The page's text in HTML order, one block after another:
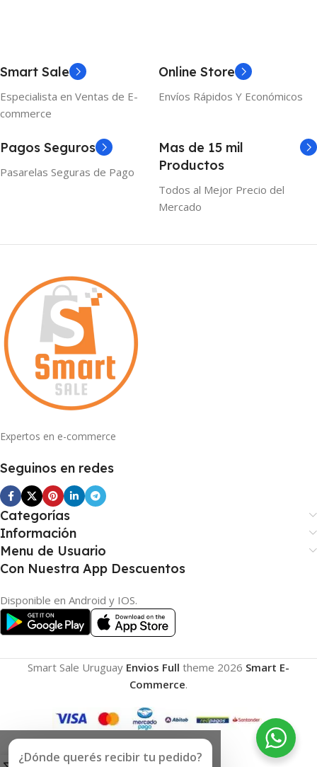
Smart Sale
Especialista en Ventas de E-
commerce
Online Store
Envíos Rápidos Y Económicos
Pagos Seguros
Pasarelas Seguras de Pago
Mas de 15 mil
Productos
Todos al Mejor Precio del
Mercado
Expertos en e-commerce
Seguinos en redes
Categorías
Información
Menu de Usuario
Con Nuestra App Descuentos
Disponible en Android y IOS.
Smart Sale Uruguay Envios Full theme 2026 Smart E-
Commerce.
¿Dónde querés recibir tu pedido?